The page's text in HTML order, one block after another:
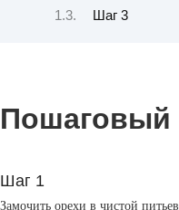
Шаг 3
Пошаговый
Шаг 1
Замочить орехи в чистой